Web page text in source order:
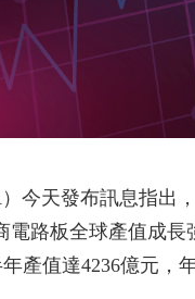
今天發布訊息指出
電路板全球產值成長
產值達4236億元，